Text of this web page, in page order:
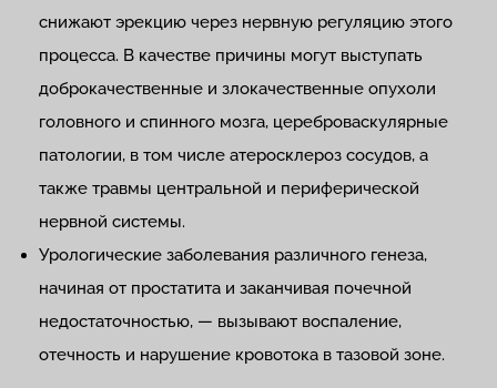
снижают эрекцию через нервную регуляцию этого
процесса. В качестве причины могут выступать
доброкачественные и злокачественные опухоли
головного и спинного мозга, цереброваскулярные
патологии, в том числе атеросклероз сосудов, а
также травмы центральной и периферической
нервной системы.
Урологические заболевания различного генеза,
начиная от простатита и заканчивая почечной
недостаточностью, — вызывают воспаление,
отечность и нарушение кровотока в тазовой зоне.